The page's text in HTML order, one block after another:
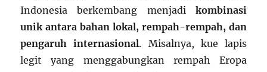
Indonesia berkembang menjadi kombinasi
unik antara bahan lokal, rempah-rempah, dan
pengaruh internasional. Misalnya, kue lapis
legit yang menggabungkan rempah Eropa